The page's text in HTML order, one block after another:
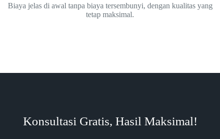
Biaya jelas di awal tanpa biaya tersembunyi, dengan kualitas yang
tetap maksimal.
Konsultasi Gratis, Hasil Maksimal!